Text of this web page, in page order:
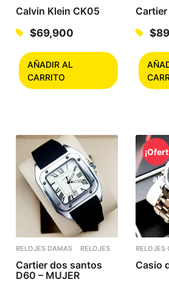
Calvin Klein CK05
$69,900
AÑADIR AL
CARRITO
Cartier
$
RELOJES DAMAS RELOJES
Cartier dos santos
D60 – MUJER
¡Ofert
a!
RELOJES
Casio